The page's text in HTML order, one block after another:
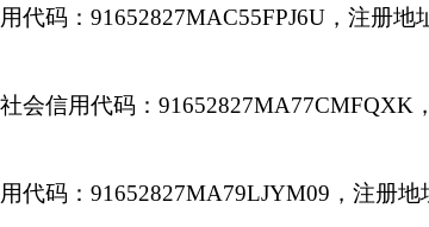
代码：91652827MAC55FPJ6U ，注册地
社会信用代码：91652827MA77CMFQXK
代码：91652827MA79LJYM09 ，注册